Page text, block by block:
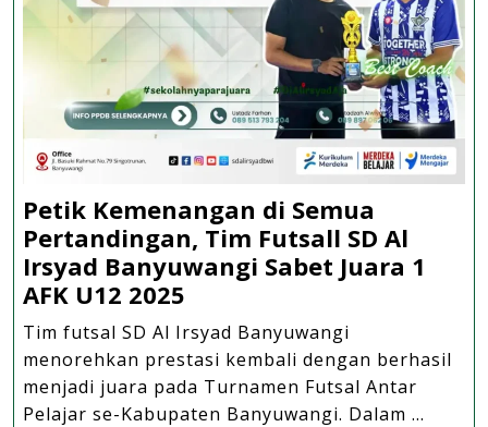
Petik Kemenangan di Semua
Pertandingan, Tim Futsall SD Al
Irsyad Banyuwangi Sabet Juara 1
AFK U12 2025
Kemenangan
di
Semua
Pertandingan,
Tim futsal SD Al Irsyad Banyuwangi
menorehkan prestasi kembali dengan berhasil
menjadi juara pada Turnamen Futsal Antar
Pelajar se-Kabupaten Banyuwangi. Dalam ...